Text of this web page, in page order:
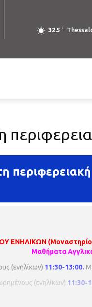
32.5 C
ΕΝΗΛΙΚΩΝ
Μαθήματα
(ενηλίκων) 11:30-13:00.
(ενηλίκων) 11:30-